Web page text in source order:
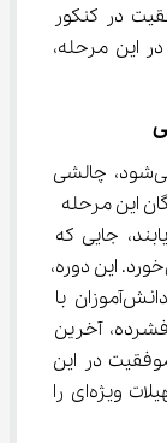
موفقیت در کنکور
موفق در این مرحله،
مرحله دوم، که در اردیبهشت ماه برگزار می‌شود، چالشی
برگزیدگان این مرحله
40 نفر  به دوره تابستانی راه می‌یابند، جایی که
سرنوشت مدال‌های طلا، نقره و برنز رقم می‌خورد. این دوره،
نقطه اوج مسیر المپیاد است که در آن، دانش‌آموزان با
متعدد و کلاس‌های فشرده، آخرین
را طی می‌کنند. موفقیت در این
مرحله، علاوه بر افتخارآفرینی، مزایا و تسهیلات ویژه‌ای را